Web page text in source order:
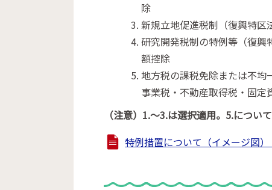
除
新規立地促進税制（復興特区
研究開発税制の特例等（復
額控除
地方税の課税免除または不均
事業税・不動産取得税・固定
（注意）1.～3.は選択適用。5.につい
特例措置について（イメージ図